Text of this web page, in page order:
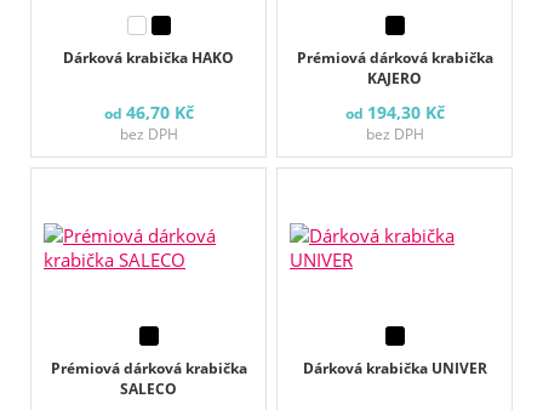
Dárková krabička HAKO
od 46,70 Kč
bez DPH
Prémiová dárková krabička
KAJERO
od 194,30 Kč
bez DPH
Prémiová dárková krabička
SALECO
Dárková krabička UNIVER